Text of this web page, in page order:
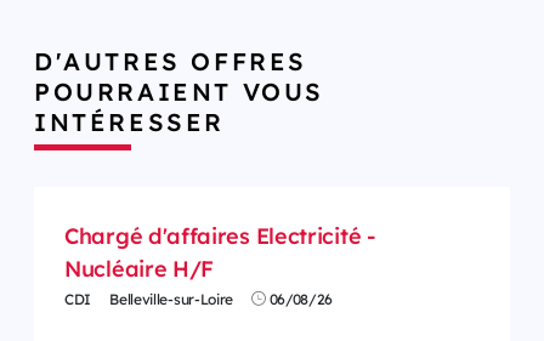
D'AUTRES OFFRES
POURRAIENT VOUS
INTÉRESSER
Chargé d'affaires Electricité -
Nucléaire H/F
CDI Belleville-sur-Loire 06/08/26